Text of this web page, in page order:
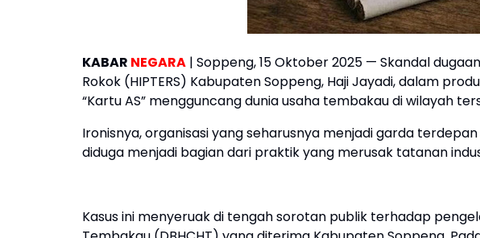
KABAR NEGARA | Soppeng, 15 Oktober 2025 — Skandal
Rokok (HIPTERS) Kabupaten Soppeng, Haji Jayadi, dalam
“Kartu AS” mengguncang dunia usaha tembakau di wilayah
Ironisnya, organisasi yang seharusnya menjadi garda
diduga menjadi bagian dari praktik yang merusak tatanan
Kasus ini menyeruak di tengah sorotan publik terhadap